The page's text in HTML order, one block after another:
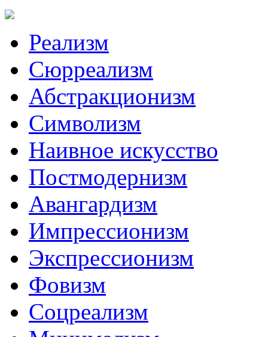
Реализм
Сюрреализм
Абстракционизм
Символизм
Наивное искусство
Постмодернизм
Авангардизм
Импрессионизм
Экспрессионизм
Фовизм
Соцреализм